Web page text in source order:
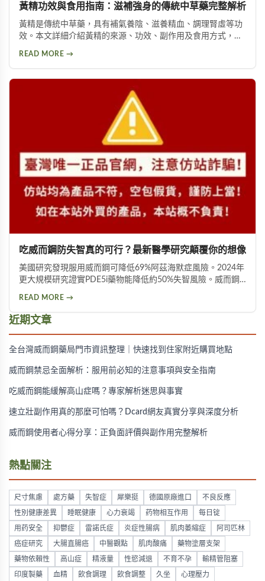
黃精功效與食用指南：滋補強身的傳統中草藥完整解析
黃精是傳統中草藥，具有補氣養陰、滋養精血、調理腎虛等功
效。本文詳細介紹黃精的來源、功效、副作用及食用方式，包
READ MORE →
吃威而鋼防失智真的可行？最新醫學研究顛覆你的想像
美國研究發現服用威而鋼可降低69%阿茲海默症風險。2024年
更大規模研究證實PDE5i藥物能降低約50%失智風險。威而鋼
且有心血管疾病者不宜使用。
READ MORE →
近期文章
全台灣威而鋼藥局門市資訊整理｜快速找到住家附近購買地點
威而鋼禁忌全面解析：服用前必知的注意事項與安全指南
吃威而鋼能緩解高山症嗎？專家解析迷思與事實
速立壯副作用真的那麼可怕嗎？Dcard網友真實分享與深度分析
威而鋼使用者心得分享：正負面評價與副作用完整解析
熱點關注
尺寸焦慮 處方藥 失智症 犀樂挺 德國原廠進口 不良反應
性別健康差異 睡眠健康 心力衰竭 药物相互作用 每日锭
用药安全 抑鬱症 雷諾氏症 炎症性腸病 肌肉萎縮症 阿司匹林
癌症研究 大腸直腸癌 中醫觀點 肌肉酸痛 藥物塗層支架
藥物依賴性 高山症 精液量 性慾減退 不育不孕 輸精管阻塞
印度製藥 血精 飲食調理 飲食調整 久坐 心理壓力